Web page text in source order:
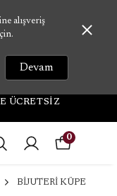
alışveriş
Devam
ÜCRETSİZ
0
BİJUTERİ KÜPE